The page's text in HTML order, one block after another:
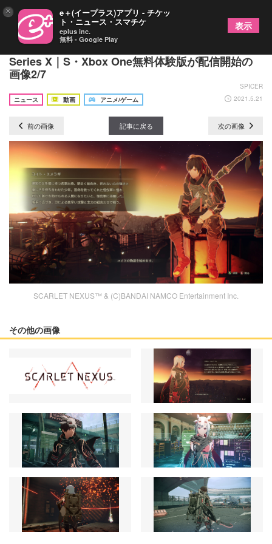
アクションRPG『SCARLET NEXUS』Xbox
Series X｜S・Xbox One無料体験版が配信開始の
画像2/7
SPICER
ニュース
動画 アニメ/ゲーム 2021.5.21
前の画像 記事に戻る 次の画像
SCARLET NEXUS™ & (C)BANDAI NAMCO Entertainment Inc.
その他の画像
× e＋(イープラス)アプリ - チケッ
ト・ニュース・スマチケ
eplus inc.
無料 - Google Play
表示